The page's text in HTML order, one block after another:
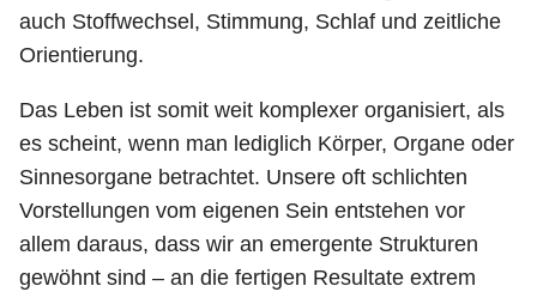
auch Stoffwechsel, Stimmung, Schlaf und zeitliche
Orientierung.
Das Leben ist somit weit komplexer organisiert, als
es scheint, wenn man lediglich Körper, Organe oder
Sinnesorgane betrachtet. Unsere oft schlichten
Vorstellungen vom eigenen Sein entstehen vor
allem daraus, dass wir an emergente Strukturen
gewöhnt sind – an die fertigen Resultate extrem